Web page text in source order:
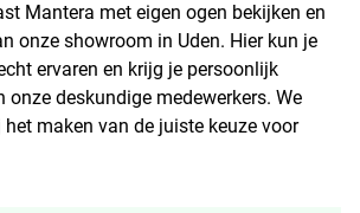
Mantera met eigen ogen bekijken en
onze showroom in Uden. Hier kun je
ervaren en krijg je persoonlijk
onze deskundige medewerkers. We
maken van de juiste keuze voor